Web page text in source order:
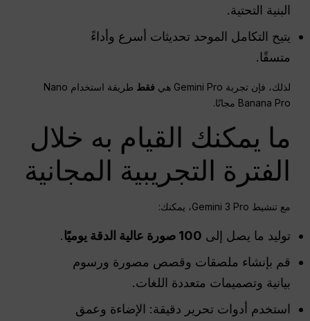
البنية التحتية.
يتيح التكامل الموحد تحديثات أسرع وأداءً
متسقًا.
لذلك، فإن تجربة Gemini Pro هي فقط
طريقة استخدام Nano
Banana Pro مجانًا.
ما يمكنك القيام به خلال
الفترة التجريبية المجانية
مع تنشيط Gemini 3 Pro، يمكنك:
توليد ما يصل إلى 100 صورة عالية الدقة يوميًا
.
قم بإنشاء ملصقات وقصص مصورة ورسوم
بيانية وتصميمات متعددة اللغات.
استخدم أدوات تحرير دقيقة: الإضاءة وعمق